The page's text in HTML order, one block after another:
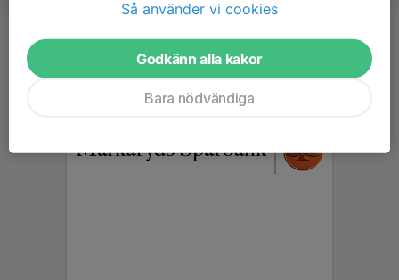
Så använder vi cookies
Godkänn alla kakor
Bara nödvändiga